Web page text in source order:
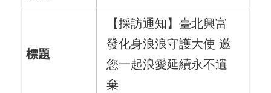
【採訪通知】臺北興富
發化身浪浪守護大使 邀
您一起浪愛延續永不遺
棄